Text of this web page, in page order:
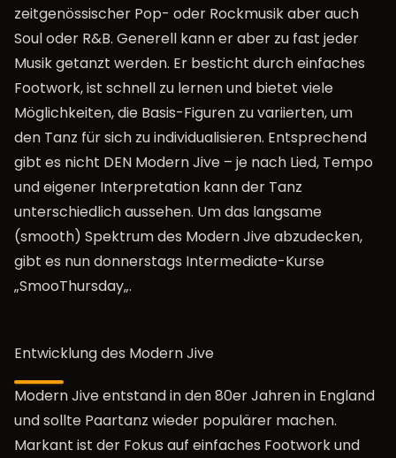
zeitgenössischer Pop- oder Rockmusik aber auch
Soul oder R&B. Generell kann er aber zu fast jeder
Musik getanzt werden. Er besticht durch einfaches
Footwork, ist schnell zu lernen und bietet viele
Möglichkeiten, die Basis-Figuren zu variierten, um
den Tanz für sich zu individualisieren. Entsprechend
gibt es nicht DEN Modern Jive – je nach Lied, Tempo
und eigener Interpretation kann der Tanz
unterschiedlich aussehen. Um das langsame
(smooth) Spektrum des Modern Jive abzudecken,
gibt es nun donnerstags Intermediate-Kurse
„SmooThursday„.
Entwicklung des Modern Jive
Modern Jive entstand in den 80er Jahren in England
und sollte Paartanz wieder populärer machen.
Markant ist der Fokus auf einfaches Footwork und